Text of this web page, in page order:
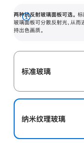
两种抗反射玻璃面板可选。 标
玻璃面板可分散反射光，从而
持出色画质。
展
开
标准玻璃
纳米纹理玻璃